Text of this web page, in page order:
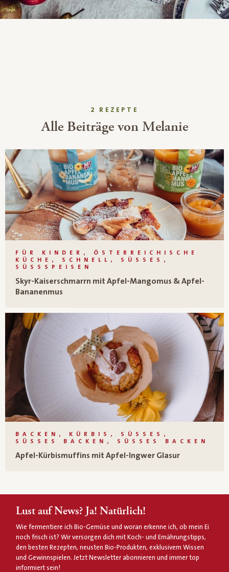
2 REZEPTE
Alle Beiträge von Melanie
FÜR KINDER, ÖSTERREICHISCHE
KÜCHE, SCHNELL, SÜSSES, S
ÜSSSPEISEN
Skyr-Kaiserschmarrn mit Apfel-Mangomus & Apfel-
Bananenmus
BACKEN, KÜRBIS, SÜSSES, S
ÜSSES BACKEN, SÜSSES BACKEN
Apfel-Kürbismuffins mit Apfel-Ingwer Glasur
Lust auf News? Ja! Natürlich!
Wie fermentiere ich Bio-Gemüse und woran erkenne ich, ob mein Ei
noch frisch ist? Wir versorgen dich mit Koch- und Ernährungstipps,
den besten Rezepten, neusten Bio-Produkten, exklusivem Wissen
und Gewinnspielen. Jetzt Newsletter abonnieren und immer top
informiert sein!